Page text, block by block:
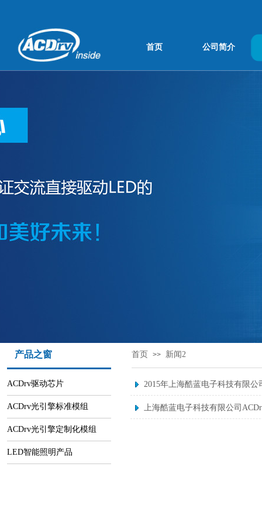
首页 公司简介
产品之窗 首页 >> 新闻2
ACDrv驱动芯片
ACDrv光引擎标准模组
ACDrv光引擎定制化模组
LED智能照明产品
2015年上海酷蓝电子科技有限
上海酷蓝电子科技有限公司